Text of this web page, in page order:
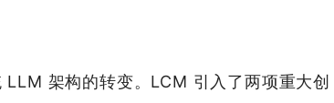
架构的转变。LCM 引入了两项重大创